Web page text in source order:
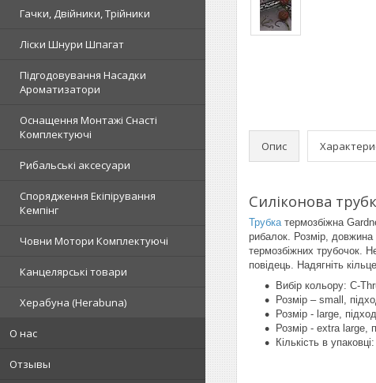
Гачки, Двійники, Трійники
Ліски Шнури Шпагат
Підгодовування Насадки
Ароматизатори
Оснащення Монтажі Снасті
Комплектуючі
Рибальські аксесуари
Спорядження Екіпірування
Кемпінг
Човни Мотори Комплектуючі
Канцелярські товари
Херабуна (Herabuna)
О нас
Отзывы
Опис
Силіконова
Трубкатермозбіжна
рибалок. Розмір, довжина
термозбіжних трубочок.
повідець. Надягніть
Вибір кольору: C-
Розмір – small,
Розмір - large,
Розмір - extra large,
Кількість в